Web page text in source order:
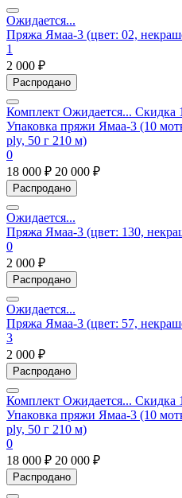
Ожидается...
Пряжа Ямаа-3 (цвет: 02,
1
2 000 ₽
Распродано
Комплект Ожидается... Скидка
Упаковка пряжи Ямаа-3 (10
ply, 50 г 210 м)
0
18 000 ₽ 20 000 ₽
Распродано
Ожидается...
Пряжа Ямаа-3 (цвет: 130,
0
2 000 ₽
Распродано
Ожидается...
Пряжа Ямаа-3 (цвет: 57,
3
2 000 ₽
Распродано
Комплект Ожидается... Скидка
Упаковка пряжи Ямаа-3 (10
ply, 50 г 210 м)
0
18 000 ₽ 20 000 ₽
Распродано